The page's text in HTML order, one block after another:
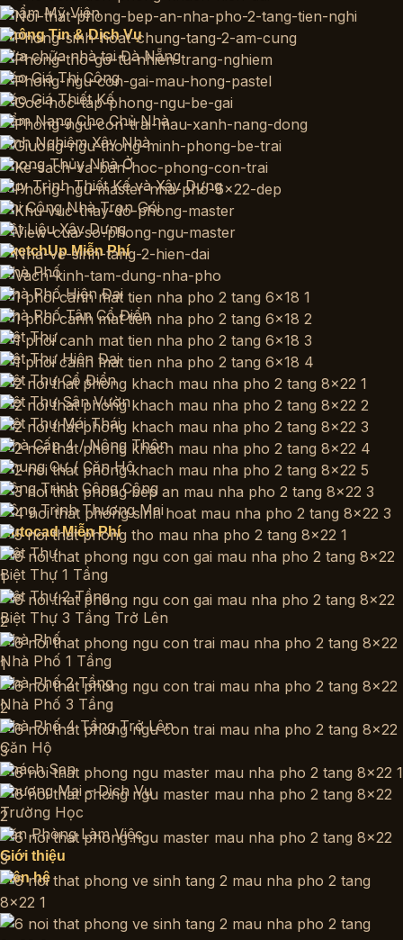
Thẩm Mỹ Viện
Thông Tin & Dịch Vụ
Sửa chữa nhà tại Đà Nẵng
Báo Giá Thi Công
Báo Giá Thiết Kế
Cẩm Nang Cho Chủ Nhà
Kinh Nghiệm Xây Nhà
Phong Thủy Nhà Ở
Quy Trình Thiết Kế và Xây Dựng
Thi Công Nhà Trọn Gói
Vật Liệu Xây Dựng
SketchUp Miễn Phí
Nhà Phố
Nhà Phố Hiện Đại
Nhà Phố Tân Cổ Điển
Biệt Thự
Biệt Thự Hiện Đại
Biệt Thự Cổ Điển
Biệt Thự Sân Vườn
Biệt Thự Mái Thái
Nhà Cấp 4 / Nông Thôn
Chung Cư / Căn Hộ
Công Trình Công Cộng
Công Trình Thương Mại
Autocad Miễn Phí
Biệt Thự
Biệt Thự 1 Tầng
Biệt Thự 2 Tầng
Biệt Thự 3 Tầng Trở Lên
Nhà Phố
Nhà Phố 1 Tầng
Nhà Phố 2 Tầng
Nhà Phố 3 Tầng
Nhà Phố 4 Tầng Trở Lên
Căn Hộ
Khách Sạn
Thương Mại – Dịch Vụ
Trường Học
Văn Phòng Làm Việc
Giới thiệu
Liên hệ